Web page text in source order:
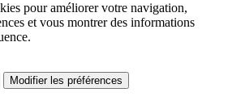
pour améliorer votre navigation,
et vous montrer des informations
Modifier les préférences